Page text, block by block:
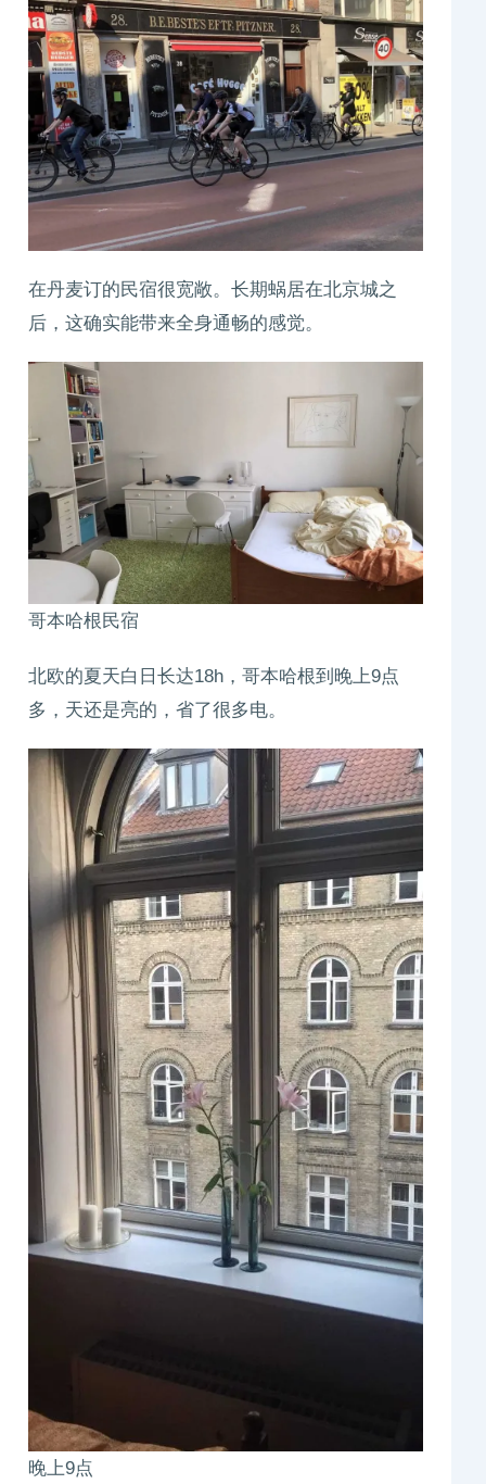
在丹麦订的民宿很宽敞。长期蜗居在北京城之
后，这确实能带来全身通畅的感觉。
哥本哈根民宿
北欧的夏天白日长达18h，哥本哈根到晚上9点
多，天还是亮的，省了很多电。
晚上9点